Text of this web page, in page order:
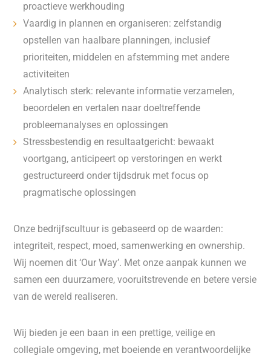
proactieve werkhouding
Vaardig in plannen en organiseren: zelfstandig
opstellen van haalbare planningen, inclusief
prioriteiten, middelen en afstemming met andere
activiteiten
Analytisch sterk: relevante informatie verzamelen,
beoordelen en vertalen naar doeltreffende
probleemanalyses en oplossingen
Stressbestendig en resultaatgericht: bewaakt
voortgang, anticipeert op verstoringen en werkt
gestructureerd onder tijdsdruk met focus op
pragmatische oplossingen
Onze bedrijfscultuur is gebaseerd op de waarden:
integriteit, respect, moed, samenwerking en ownership.
Wij noemen dit ‘Our Way’. Met onze aanpak kunnen we
samen een duurzamere, vooruitstrevende en betere versie
van de wereld realiseren.
Wij bieden je een baan in een prettige, veilige en
collegiale omgeving, met boeiende en verantwoordelijke